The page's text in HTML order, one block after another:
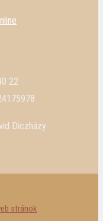
22
Diczházy
stránok